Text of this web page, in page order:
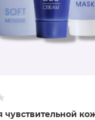
чувствительной